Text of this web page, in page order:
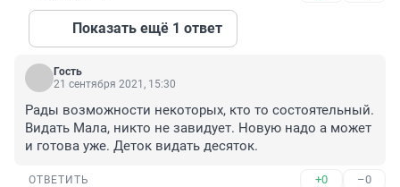
Показать ещё 1 ответ
Гость
21 сентября 2021, 15:30
Рады возможности некоторых, кто то состоятельный.
Видать Мала, никто не завидует. Новую надо а может
и готова уже. Деток видать десяток.
ОТВЕТИТЬ +0 –0